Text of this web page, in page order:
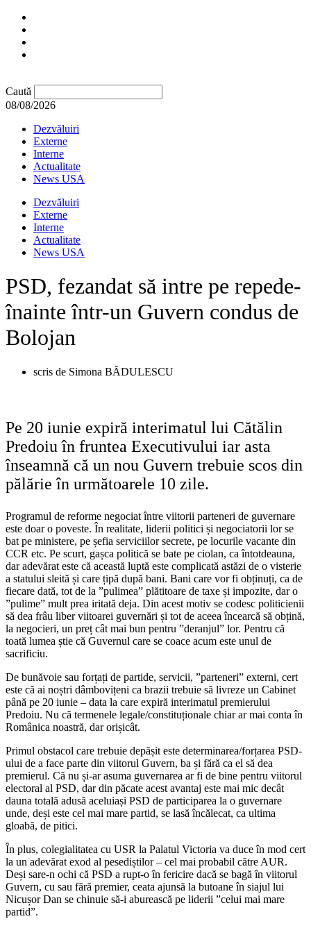
Caută
08/08/2026
Dezvăluiri
Externe
Interne
Actualitate
News USA
Dezvăluiri
Externe
Interne
Actualitate
News USA
PSD, fezandat să intre pe repede-
înainte într-un Guvern condus de
Bolojan
scris de Simona BĂDULESCU
Pe 20 iunie expiră interimatul lui Cătălin
Predoiu în fruntea Executivului iar asta
înseamnă că un nou Guvern trebuie scos din
pălărie în următoarele 10 zile.
Programul de reforme negociat între viitorii parteneri de guvernare
este doar o poveste. În realitate, liderii politici și negociatorii lor se
bat pe ministere, pe șefia serviciilor secrete, pe locurile vacante din
CCR etc. Pe scurt, gașca politică se bate pe ciolan, ca întotdeauna,
dar adevărat este că această luptă este complicată astăzi de o visterie
a statului sleită și care țipă după bani. Bani care vor fi obținuți, ca de
fiecare dată, tot de la ”pulimea” plătitoare de taxe și impozite, dar o
”pulime” mult prea iritată deja. Din acest motiv se codesc politicienii
să dea frâu liber viitoarei guvernări și tot de aceea încearcă să obțină,
la negocieri, un preț cât mai bun pentru ”deranjul” lor. Pentru că
toată lumea știe că Guvernul care se coace acum este unul de
sacrificiu.
De bunăvoie sau forțați de partide, servicii, ”parteneri” externi, cert
este că ai noștri dâmbovițeni ca brazii trebuie să livreze un Cabinet
până pe 20 iunie – data la care expiră interimatul premierului
Predoiu. Nu că termenele legale/constituționale chiar ar mai conta în
Românica noastră, dar orișicât.
Primul obstacol care trebuie depășit este determinarea/forțarea PSD-
ului de a face parte din viitorul Guvern, ba și fără ca el să dea
premierul. Că nu și-ar asuma guvernarea ar fi de bine pentru viitorul
electoral al PSD, dar din păcate acest avantaj este mai mic decât
dauna totală adusă aceluiași PSD de participarea la o guvernare
unde, deși este cel mai mare partid, se lasă încălecat, ca ultima
gloabă, de pitici.
În plus, colegialitatea cu USR la Palatul Victoria va duce în mod cert
la un adevărat exod al pesediștilor – cel mai probabil către AUR.
Deși sare-n ochi că PSD a rupt-o în fericire dacă se bagă în viitorul
Guvern, cu sau fără premier, ceata ajunsă la butoane în siajul lui
Nicușor Dan se chinuie să-i aburească pe liderii ”celui mai mare
partid”.